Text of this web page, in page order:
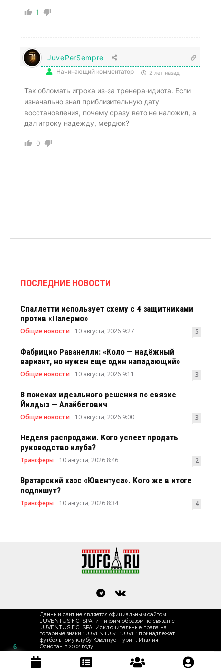
1
JuvePerSempre
Начинающий комментатор 2 лет назад
Так обломать игрока из-за тренера-идиота. Если
изначально знал приблизительную дату
восстановления, почему сразу вето не наложил, а
дал игроку надежду, мердюк?
0
ПОСЛЕДНИЕ НОВОСТИ
Спаллетти использует схему с 4 защитниками
против «Палермо»
Общие новости 10 августа, 2026 9:27 5
Фабрицио Раванелли: «Коло — надёжный
вариант, но нужен еще один нападающий»
Общие новости 10 августа, 2026 9:11 3
В поисках идеального решения по связке
Йилдыз — Алайбегович
Общие новости 10 августа, 2026 9:00 3
Неделя распродажи. Кого успеет продать
руководство клуба?
Трансферы 10 августа, 2026 8:46 2
Вратарский хаос «Ювентуса». Кого же в итоге
подпишут?
Трансферы 10 августа, 2026 8:34 4
Данный сайт не является официальным сайтом
JUVENTUS F.C. SPA, и никоим образом не связан с
JUVENTUS F.C. SPA. Исключительные права на
товарные знаки "JUVENTUS", "JUVE" принадлежат
футбольному клубу Ювентус, Турин, Италия.
Основан в 2002 году.
6